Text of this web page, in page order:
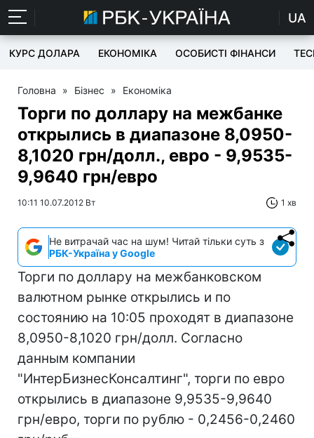
UA
КУРС ДОЛАРА ЕКОНОМІКА ОСОБИСТІ ФІНАНСИ
Головна » Бізнес » Економіка
Торги по доллару на межбанке
открылись в диапазоне 8,0950-
8,1020 грн/долл., евро - 9,9535-
9,9640 грн/евро
10:11 10.07.2012 Вт 1 хв
Не витрачай час на шум! Читай тільки суть з
РБК-Україна у Google
Торги по доллару на межбанковском
валютном рынке открылись и по
состоянию на 10:05 проходят в диапазоне
8,0950-8,1020 грн/долл. Согласно
данным компании
"ИнтерБизнесКонсалтинг", торги по евро
открылись в диапазоне 9,9535-9,9640
грн/евро, торги по рублю - 0,2456-0,2460